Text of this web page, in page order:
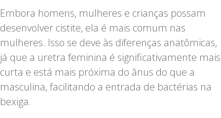
Embora homens, mulheres e crianças possam
desenvolver cistite, ela é mais comum nas
mulheres. Isso se deve às diferenças anatômicas,
já que a uretra feminina é significativamente mais
curta e está mais próxima do ânus do que a
masculina, facilitando a entrada de bactérias na
bexiga.